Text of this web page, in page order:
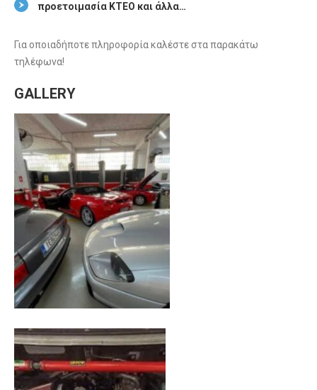
προετοιμασία ΚΤΕΟ και άλλα…
Για οποιαδήποτε πληροφορία καλέστε στα παρακάτω
τηλέφωνα!
GALLERY